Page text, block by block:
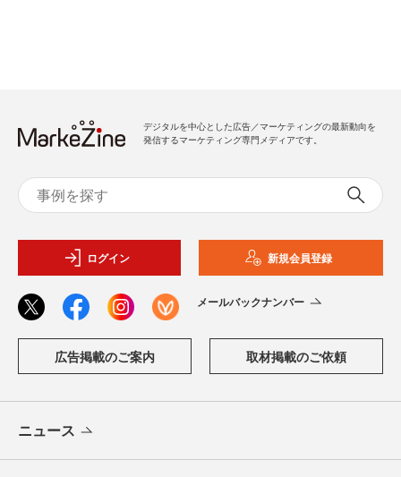
デジタルを中心とした広告／マーケティングの最新動向を
発信するマーケティング専門メディアです。
ログイン 新規会員登録
メールバックナンバー
広告掲載のご案内 取材掲載のご依頼
ニュース